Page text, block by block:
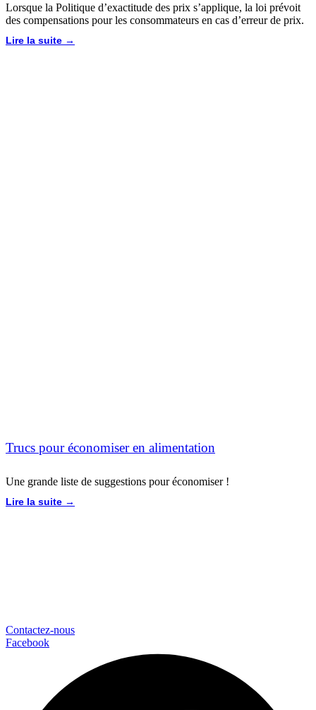
Lorsque la Politique d’exactitude des prix s’applique, la loi prévoit
des compensations pour les consommateurs en cas d’erreur de prix.
Lire la suite →
Trucs pour économiser en alimentation
Une grande liste de suggestions pour économiser !
Lire la suite →
Contactez-nous
Facebook